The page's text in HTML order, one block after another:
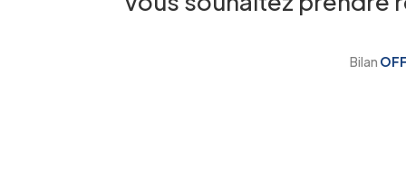
Bilan